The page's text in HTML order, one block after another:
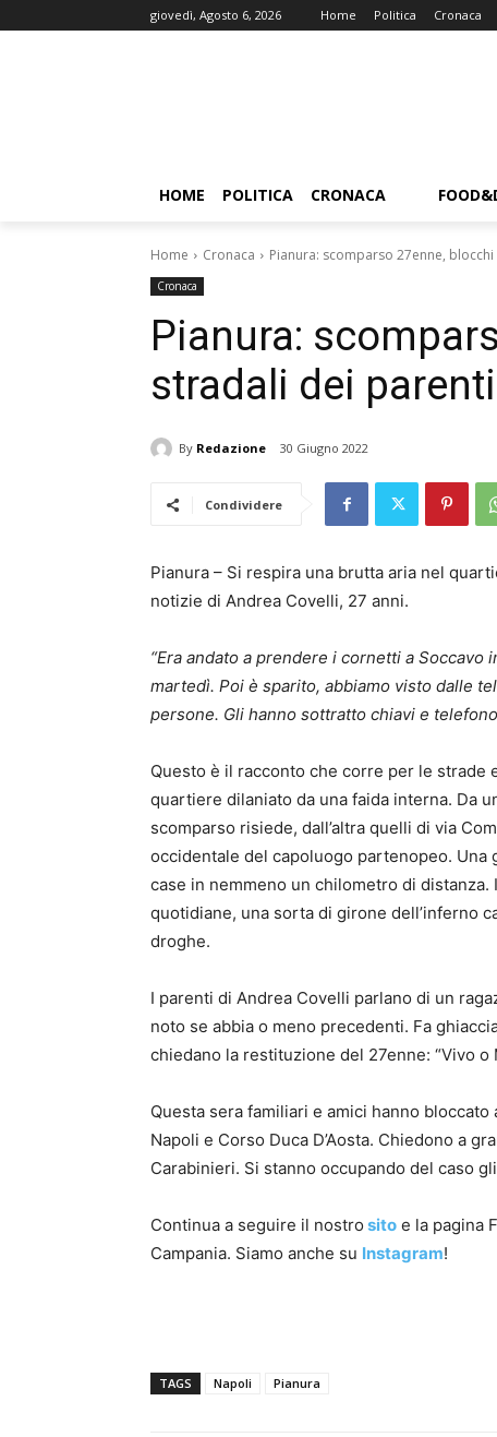
giovedì, Agosto 6, 2026 Home Politica Cronaca
HOME POLITICA CRONACA
Home Cronaca Pianura: scomparso 27enne,
Cronaca
Pianura:
stradali dei parenti
By Redazione 30 Giugno 2022
Condividere
Pianura – Si respira una brutta aria nel
notizie di Andrea Covelli, 27 anni.
“Era andato a prendere i cornetti a
martedì. Poi è sparito, abbiamo visto dalle
persone. Gli hanno sottratto chiavi e
Questo è il racconto che corre per le strade
quartiere dilaniato da una faida interna. Da
scomparso risiede, dall’altra quelli di via
occidentale del capoluogo partenopeo.
case in nemmeno un chilometro di
quotidiane, una sorta di girone dell’inferno
droghe.
I parenti di Andrea Covelli parlano di un
noto se abbia o meno precedenti. Fa
chiedano la restituzione del 27enne: “Vivo o
Questa sera familiari e amici hanno
Napoli e Corso Duca D’Aosta. Chiedono a
Carabinieri. Si stanno occupando del caso
Continua a seguire il nostro sito e la pagina
Campania. Siamo anche su Instagram!
TAGS Napoli Pianura